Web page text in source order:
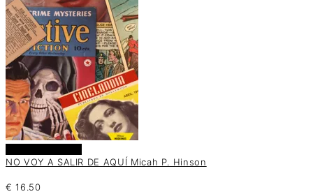
NO VOY A SALIR DE AQUÍ Micah P. Hinson
€ 16.50